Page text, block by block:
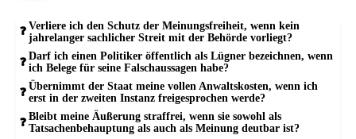
Verliere ich den Schutz der Meinungsfreiheit, wenn kein
jahrelanger sachlicher Streit mit der Behörde vorliegt?
Darf ich einen Politiker öffentlich als Lügner bezeichnen, wenn
ich Belege für seine Falschaussagen habe?
Übernimmt der Staat meine vollen Anwaltskosten, wenn ich
erst in der zweiten Instanz freigesprochen werde?
Bleibt meine Äußerung straffrei, wenn sie sowohl als
Tatsachenbehauptung als auch als Meinung deutbar ist?